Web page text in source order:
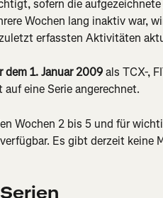
sofern die
Wochen lang inaktiv war,
erfassten Aktivitäten
dem 1. Januar 2009 als TCX-,
eine Serie angerechnet.
Wochen 2 bis 5 und für
Es gibt derzeit keine